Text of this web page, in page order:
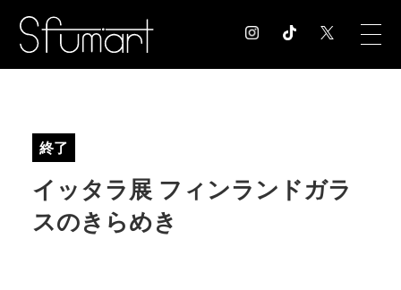
EXHIBITION 展覧会情報
MUSEUM
終了
イッタラ展 フィンランドガラ
スのきらめき